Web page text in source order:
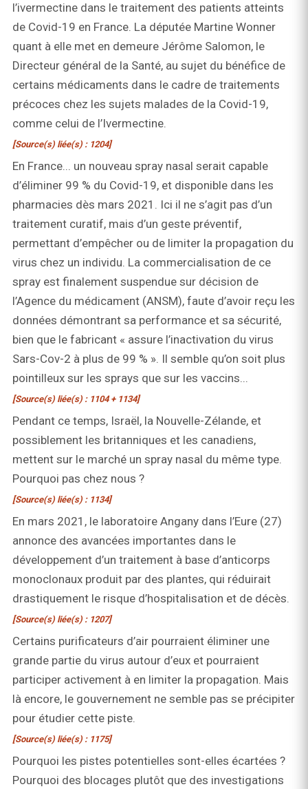
l’ivermectine dans le traitement des patients atteints
de Covid-19 en France. La députée Martine Wonner
quant à elle met en demeure Jérôme Salomon, le
Directeur général de la Santé, au sujet du bénéfice de
certains médicaments dans le cadre de traitements
précoces chez les sujets malades de la Covid-19,
comme celui de l’Ivermectine.
[Source(s) liée(s) : 1204]
En France... un nouveau spray nasal serait capable
d’éliminer 99 % du Covid-19, et disponible dans les
pharmacies dès mars 2021. Ici il ne s’agit pas d’un
traitement curatif, mais d’un geste préventif,
permettant d’empêcher ou de limiter la propagation du
virus chez un individu. La commercialisation de ce
spray est finalement suspendue sur décision de
l’Agence du médicament (ANSM), faute d’avoir reçu les
données démontrant sa performance et sa sécurité,
bien que le fabricant « assure l’inactivation du virus
Sars-Cov-2 à plus de 99 % ». Il semble qu’on soit plus
pointilleux sur les sprays que sur les vaccins...
[Source(s) liée(s) : 1104 + 1134]
Pendant ce temps, Israël, la Nouvelle-Zélande, et
possiblement les britanniques et les canadiens,
mettent sur le marché un spray nasal du même type.
Pourquoi pas chez nous ?
[Source(s) liée(s) : 1134]
En mars 2021, le laboratoire Angany dans l’Eure (27)
annonce des avancées importantes dans le
développement d’un traitement à base d’anticorps
monoclonaux produit par des plantes, qui réduirait
drastiquement le risque d’hospitalisation et de décès.
[Source(s) liée(s) : 1207]
Certains purificateurs d’air pourraient éliminer une
grande partie du virus autour d’eux et pourraient
participer activement à en limiter la propagation. Mais
là encore, le gouvernement ne semble pas se précipiter
pour étudier cette piste.
[Source(s) liée(s) : 1175]
Pourquoi les pistes potentielles sont-elles écartées ?
Pourquoi des blocages plutôt que des investigations